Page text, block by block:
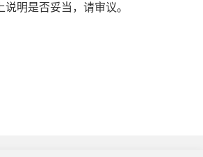
明是否妥当，请审议。